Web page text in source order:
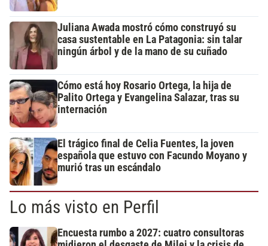
Juliana Awada mostró cómo construyó su
casa sustentable en La Patagonia: sin talar
ningún árbol y de la mano de su cuñado
Cómo está hoy Rosario Ortega, la hija de
Palito Ortega y Evangelina Salazar, tras su
internación
El trágico final de Celia Fuentes, la joven
española que estuvo con Facundo Moyano y
murió tras un escándalo
Lo más visto en Perfil
Encuesta rumbo a 2027: cuatro consultoras